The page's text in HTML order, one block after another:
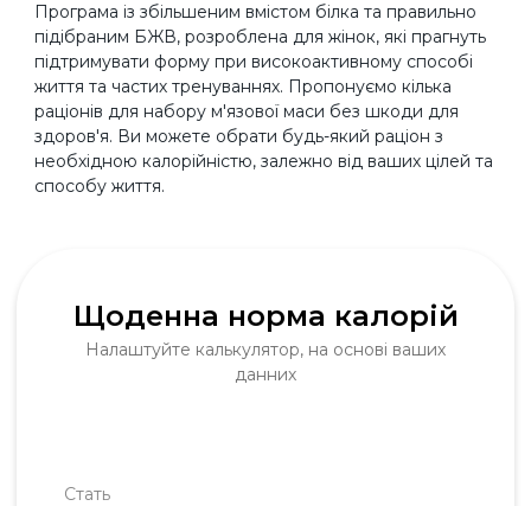
Програма із збільшеним вмістом білка та правильно
підібраним БЖВ, розроблена для жінок, які прагнуть
підтримувати форму при високоактивному способі
життя та частих тренуваннях. Пропонуємо кілька
раціонів для набору м'язової маси без шкоди для
здоров'я. Ви можете обрати будь-який раціон з
необхідною калорійністю, залежно від ваших цілей та
способу життя.
Щоденна норма калорiй
Налаштуйте калькулятор, на основi ваших
данних
Стать